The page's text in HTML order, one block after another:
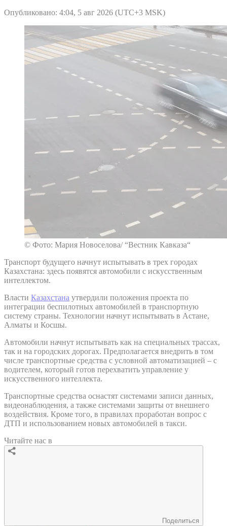
Опубликовано: 4:04, 5 авг 2026 (UTC+3 MSK)
© Фото: Мария Новоселова/ “Вестник Кавказа“
Транспорт будущего начнут испытывать в трех городах
Казахстана: здесь появятся автомобили с искусственным
интеллектом.
Власти Казахстана утвердили положения проекта по
интеграции беспилотных автомобилей в транспортную
систему страны. Технологии начнут испытывать в Астане,
Алматы и Косшы.
Автомобили начнут испытывать как на специальных трассах,
так и на городских дорогах. Предполагается внедрить в том
числе транспортные средства с условной автоматизацией – с
водителем, который готов перехватить управление у
искусственного интеллекта.
Транспортные средства оснастят системами записи данных,
видеонаблюдения, а также системами защиты от внешнего
воздействия. Кроме того, в правилах проработан вопрос с
ДТП и использованием новых автомобилей в такси.
Читайте нас в
Поделиться